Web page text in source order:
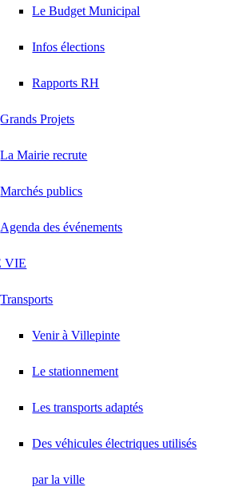
Le Budget Municipal
Infos élections
Rapports RH
Grands Projets
La Mairie recrute
Marchés publics
Agenda des événements
VIE
Transports
Venir à Villepinte
Le stationnement
Les transports adaptés
Des véhicules électriques utilisés
par la ville